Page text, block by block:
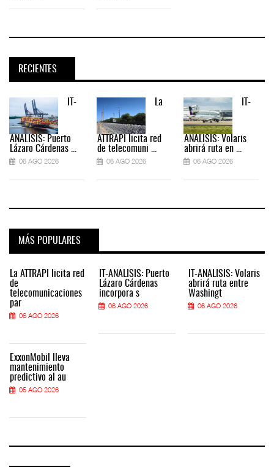
RECIENTES
IT-
ANÁLISIS: Puerto
Lázaro Cárdenas ...
06 AGO 2026
La
ATTRAPI licita red
de telecomuni ...
06 AGO 2026
IT-
ANÁLISIS: Volaris
abrirá ruta en ...
06 AGO 2026
MÁS POPULARES
La ATTRAPI licita red
de
telecomunicaciones
par
06 AGO 2026
ExxonMobil lleva
mantenimiento
predictivo al au
05 AGO 2026
IT-ANÁLISIS: Puerto
Lázaro Cárdenas
incorpora s
06 AGO 2026
IT-ANÁLISIS: Volaris
abrirá ruta entre
Washingt
06 AGO 2026